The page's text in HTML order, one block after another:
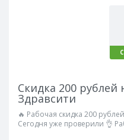
Скидка 200 рублей
Здравсити
🔥 Рабочая скидка 200
Сегодня уже проверили 👌